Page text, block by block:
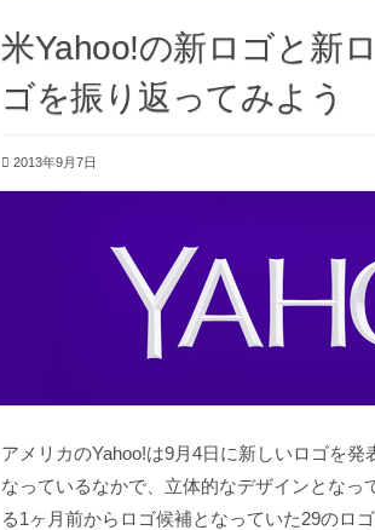
米Yahoo!の新ロゴと新
ゴを振り返ってみよう
2013年9月7日
アメリカのYahoo!は9月4日に新しいロゴを
なっているなかで、立体的なデザインとなっ
る1ヶ月前からロゴ候補となっていた29のロ